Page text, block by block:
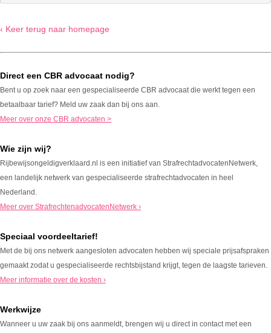
‹ Keer terug naar homepage
Direct een CBR advocaat nodig?
Bent u op zoek naar een gespecialiseerde CBR advocaat die werkt tegen een
betaalbaar tarief? Meld uw zaak dan bij ons aan.
Meer over onze CBR advocaten >
Wie zijn wij?
Rijbewijsongeldigverklaard.nl is een initiatief van StrafrechtadvocatenNetwerk,
een landelijk netwerk van gespecialiseerde strafrechtadvocaten in heel
Nederland.
Meer over StrafrechtenadvocatenNetwerk ›
Speciaal voordeeltarief!
Met de bij ons netwerk aangesloten advocaten hebben wij speciale prijsafspraken
gemaakt zodat u gespecialiseerde rechtsbijstand krijgt, tegen de laagste tarieven.
Meer informatie over de kosten ›
Werkwijze
Wanneer u uw zaak bij ons aanmeldt, brengen wij u direct in contact met een